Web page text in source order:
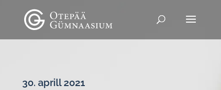
30. aprill 2021